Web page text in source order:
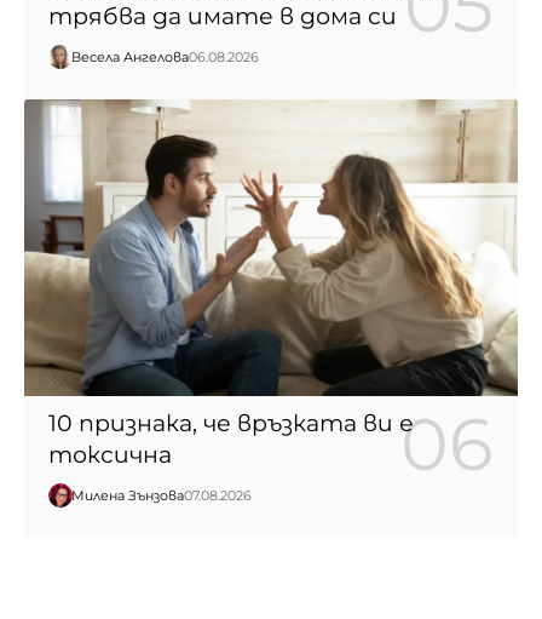
трябва да имате в дома си
Весела Ангелова06.08.2026
10 признака, че връзката ви е
токсична
Милена Зънзова07.08.2026